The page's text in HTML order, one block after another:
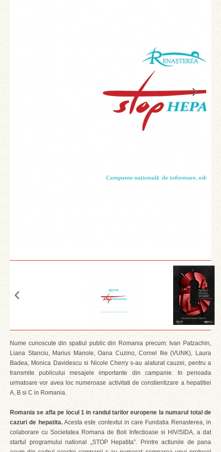
Nume cunoscute din spatiul public din Romania precum: Ivan Patzachin,
Liana Stanciu, Marius Manole, Oana Cuzino, Cornel Ilie (VUNK), Laura
Badea, Monica Davidescu si Nicole Cherry s-au alaturat cauzei, pentru a
transmite publicului mesajele importante din campanie. In perioada
urmatoare vor avea loc numeroase activitati de constientizare a hepatitiei
A, B si C in Romania.
Romania se afla pe locul 1 in randul tarilor europene la numarul total de
cazuri de hepatita.Acesta este contextul in care Fundatia Renasterea, in
colaborare cu Societatea Romana de Boli Infectioase si HIV/SIDA, a dat
startul programului national „STOP Hepatita”. Printre actiunile de pana